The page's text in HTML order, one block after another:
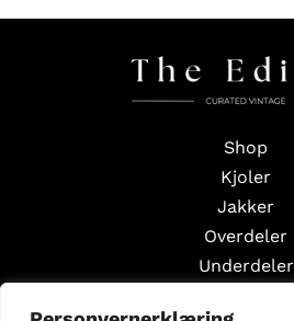
Shop
Kjoler
Jakker
Overdeler
Underdeler
Styling Edits